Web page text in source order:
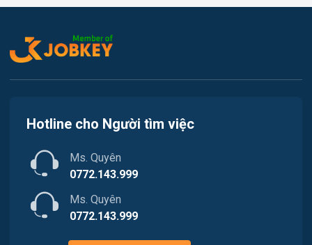
Lao Động Phổ Thông
Nhà hàng / Khách sạn
Nhân sự
Việc làm Tiên Lãng
Việc làm Hòa Bình
Việc làm Nam Triệu
Việc làm Bạch Đằng
Hotline cho Người tìm việc
Ms. Quyên
0772.143.999
Ms. Quyên
0772.143.999